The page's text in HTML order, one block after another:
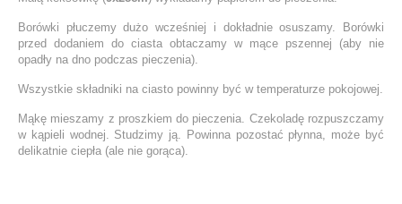
Borówki płuczemy dużo wcześniej i dokładnie osuszamy. Borówki
przed dodaniem do ciasta obtaczamy w mące pszennej (aby nie
opadły na dno podczas pieczenia).
Wszystkie składniki na ciasto powinny być w temperaturze pokojowej.
Mąkę mieszamy z proszkiem do pieczenia. Czekoladę rozpuszczamy
w kąpieli wodnej. Studzimy ją. Powinna pozostać płynna, może być
delikatnie ciepła (ale nie gorąca).